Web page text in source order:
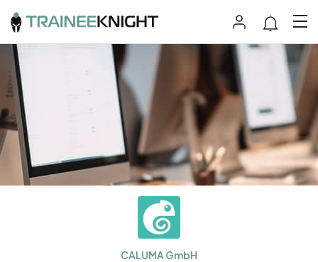
CALUMA GmbH